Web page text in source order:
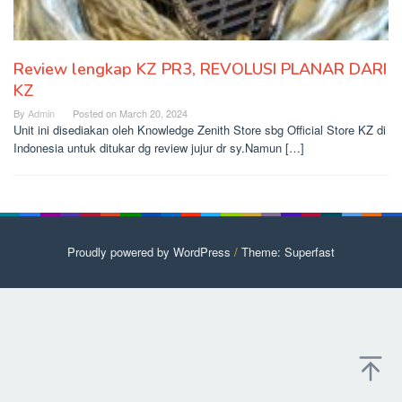
Review lengkap KZ PR3, REVOLUSI PLANAR DARI
KZ
By Admin Posted on March 20, 2024
Unit ini disediakan oleh Knowledge Zenith Store sbg Official Store KZ di
Indonesia untuk ditukar dg review jujur dr sy.Namun […]
Proudly powered by WordPress / Theme: Superfast